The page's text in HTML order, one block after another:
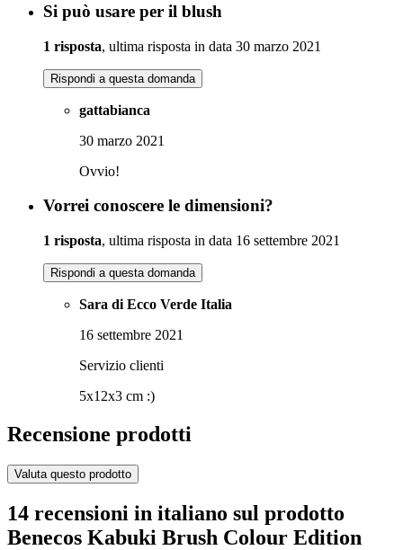
Si può usare per il blush
1 risposta, ultima risposta in data 30 marzo 2021
Rispondi a questa domanda
gattabianca
30 marzo 2021
Ovvio!
Vorrei conoscere le dimensioni?
1 risposta, ultima risposta in data 16 settembre 2021
Rispondi a questa domanda
Sara di Ecco Verde Italia
16 settembre 2021
Servizio clienti
5x12x3 cm :)
Recensione prodotti
Valuta questo prodotto
14 recensioni in italiano sul prodotto
Benecos Kabuki Brush Colour Edition